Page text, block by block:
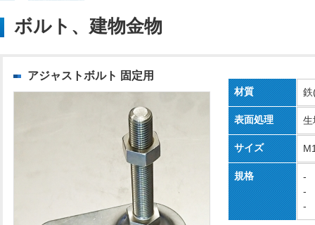
ボルト、建物金物
アジャストボルト 固定用
材質 鉄
表面処理 生
サイズ
規格
-
-
-